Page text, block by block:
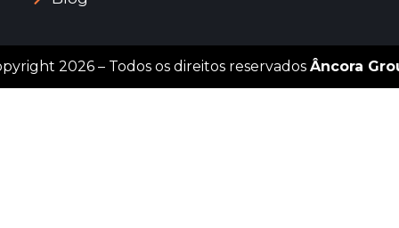
2026 – Todos os direitos reservados Âncora